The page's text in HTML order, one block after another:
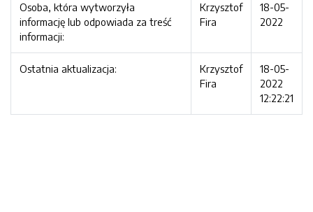
Osoba, która wytworzyła
informację lub odpowiada za treść
informacji:
Krzysztof
Fira
18-05-
2022
Ostatnia aktualizacja:
Krzysztof
Fira
18-05-
2022
12:22:21